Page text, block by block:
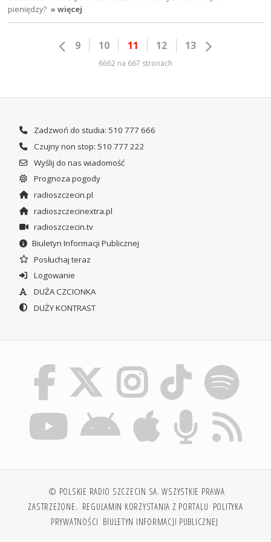
pieniędzy? » więcej
9 10 11 12 13
6662 na 667 stronach
Zadzwoń do studia: 510 777 666
Czujny non stop: 510 777 222
Wyślij do nas wiadomość
Prognoza pogody
radioszczecin.pl
radioszczecinextra.pl
radioszczecin.tv
Biuletyn Informacji Publicznej
Posłuchaj teraz
Logowanie
DUŻA CZCIONKA
DUŻY KONTRAST
© POLSKIE RADIO SZCZECIN SA. WSZYSTKIE PRAWA
ZASTRZEŻONE. REGULAMIN KORZYSTANIA Z PORTALU POLITYKA
PRYWATNOŚCI BIULETYN INFORMACJI PUBLICZNEJ